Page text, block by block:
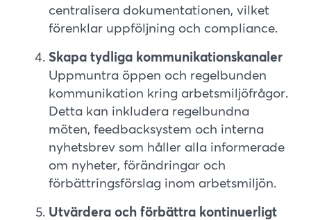
centralisera dokumentationen, vilket
förenklar uppföljning och compliance.
Skapa tydliga kommunikationskanaler
Uppmuntra öppen och regelbunden
kommunikation kring arbetsmiljöfrågor.
Detta kan inkludera regelbundna
möten, feedbacksystem och interna
nyhetsbrev som håller alla informerade
om nyheter, förändringar och
förbättringsförslag inom arbetsmiljön.
Utvärdera och förbättra kontinuerligt